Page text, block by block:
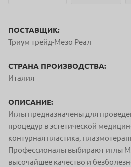
ПОСТАВЩИК:
Триум трейд-Мезо Реал
СТРАНА ПРОИЗВОДСТВА:
Италия
ОПИСАНИЕ:
Иглы предназначены для
процедур в эстетической
контурная пластика,
Профессионалы выбирают иглы
высочайшее качество и